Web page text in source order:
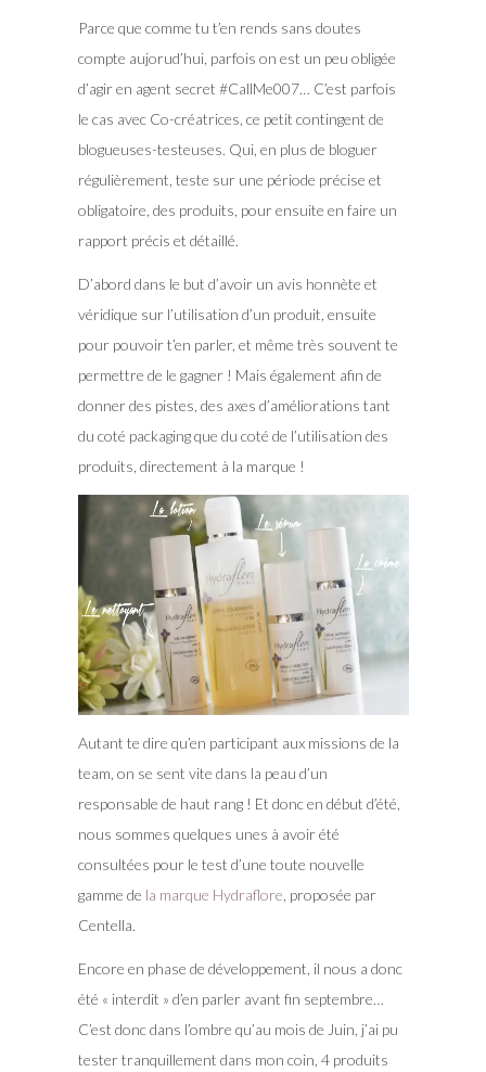
Parce que comme tu t’en rends sans doutes
compte aujorud’hui, parfois on est un peu obligée
d’agir en agent secret #CallMe007… C’est parfois
le cas avec Co-créatrices, ce petit contingent de
blogueuses-testeuses. Qui, en plus de bloguer
régulièrement, teste sur une période précise et
obligatoire, des produits, pour ensuite en faire un
rapport précis et détaillé.
D’abord dans le but d’avoir un avis honnète et
véridique sur l’utilisation d’un produit, ensuite
pour pouvoir t’en parler, et même très souvent te
permettre de le gagner ! Mais également afin de
donner des pistes, des axes d’améliorations tant
du coté packaging que du coté de l’utilisation des
produits, directement à la marque !
Autant te dire qu’en participant aux missions de la
team, on se sent vite dans la peau d’un
responsable de haut rang ! Et donc en début d’été,
nous sommes quelques unes à avoir été
consultées pour le test d’une toute nouvelle
gamme de la marque Hydraflore , proposée par
Centella.
Encore en phase de développement, il nous a donc
été « interdit » d’en parler avant fin septembre…
C’est donc dans l’ombre qu’au mois de Juin, j’ai pu
tester tranquillement dans mon coin, 4 produits